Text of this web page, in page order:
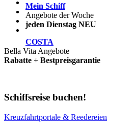
Mein Schiff
Angebote der Woche
jeden Dienstag NEU
COSTA
Bella Vita Angebote
Rabatte + Bestpreisgarantie
Schiffsreise buchen!
Kreuzfahrtportale & Reedereien